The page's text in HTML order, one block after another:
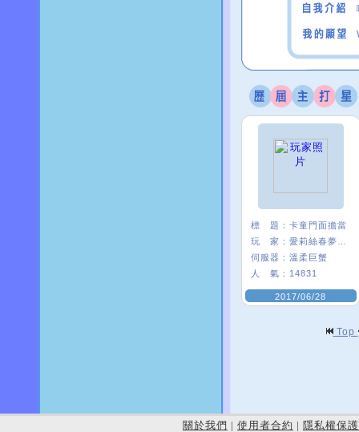
標 題： 卡童門面擔當
玩 家：
伺服器： 溫柔巨蟹
人 氣： 14831
2017/06/28
Top
關於我們 | 使用者合約 | 隱私權保護